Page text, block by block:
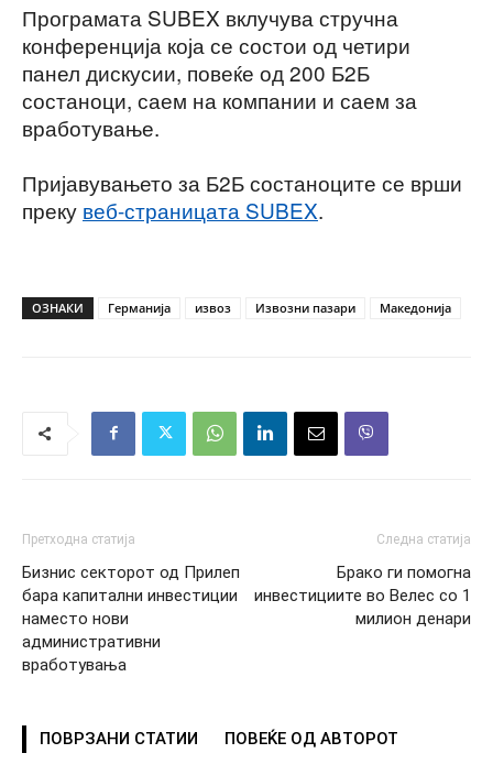
Програмата SUBEX вклучува стручна
конференција која се состои од четири
панел дискусии, повеќе од 200 Б2Б
состаноци, саем на компании и саем за
вработување.
Пријавувањето за Б2Б состаноците се врши
преку веб-страницата SUBEX.
ОЗНАКИ Германија извоз Извозни пазари Македонија
Претходна статија
Бизнис секторот од Прилеп
бара капитални инвестиции
наместо нови
административни
вработувања
Следна статија
Брако ги помогна
инвестициите во Велес со 1
милион денари
ПОВРЗАНИ СТАТИИ ПОВЕЌЕ ОД АВТОРОТ